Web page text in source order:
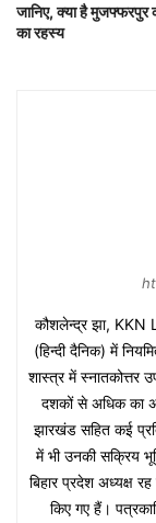
जानिए, क्या है मुजफ्फरपुर
का रहस्य
कौशलेन्द्र झा, KKN
(हिन्दी दैनिक) में
शास्त्र में स्नातकोत्तर
दशकों से अधिक का
झारखंड सहित कई
में भी उनकी सक्रिय
बिहार प्रदेश अध्यक्ष
किए गए हैं।